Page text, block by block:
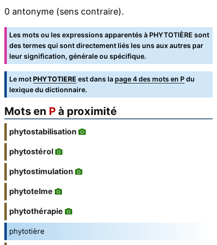
0 antonyme (sens contraire).
Les mots ou les expressions apparentés à PHYTOTIÈRE sont
des termes qui sont directement liés les uns aux autres par
leur signification, générale ou spécifique.
Le motPHYTOTIERE est dans la page 4 des mots en Pdu
lexique du dictionnaire.
Mots en Pà proximité
phytostabilisation
phytostérol
phytostimulation
phytotelme
phytothérapie
phytotière